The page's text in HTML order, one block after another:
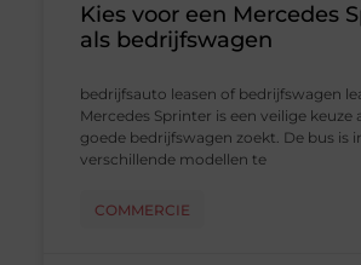
Kies voor een Mercedes
als bedrijfswagen
bedrijfsauto leasen of bedrijfswagen
Mercedes Sprinter is een veilige keuze
goede bedrijfswagen zoekt. De bus is
verschillende modellen te
COMMERCIE